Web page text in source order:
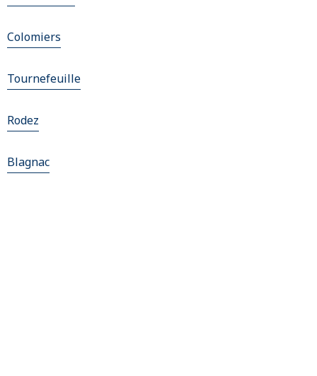
Colomiers
Tournefeuille
Rodez
Blagnac